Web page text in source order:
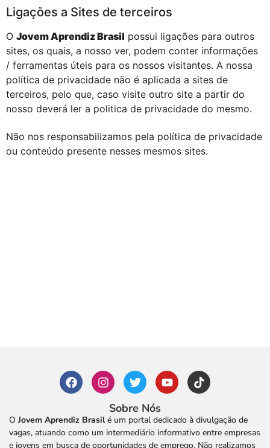
Ligações a Sites de terceiros
O Jovem Aprendiz Brasil possui ligações para outros
sites, os quais, a nosso ver, podem conter informações
/ ferramentas úteis para os nossos visitantes. A nossa
política de privacidade não é aplicada a sites de
terceiros, pelo que, caso visite outro site a partir do
nosso deverá ler a politica de privacidade do mesmo.
Não nos responsabilizamos pela política de privacidade
ou conteúdo presente nesses mesmos sites.
Sobre Nós
O Jovem Aprendiz Brasilé um portal dedicado à divulgação de
vagas, atuando como um intermediário informativo entre empresas
e jovens em busca de oportunidades de emprego. Não realizamos